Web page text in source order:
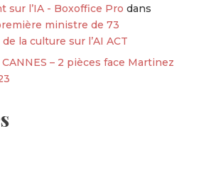
sur l’IA - Boxoffice Pro dans
ministre de 73
la culture sur l’AI ACT
CANNES – 2 pièces face Martinez